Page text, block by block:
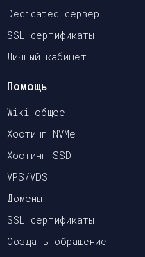
Dedicated сервер
SSL сертификаты
Личный кабинет
Помощь
Wiki общее
Хостинг NVMe
Хостинг SSD
VPS/VDS
Домены
SSL сертификаты
Создать обращение